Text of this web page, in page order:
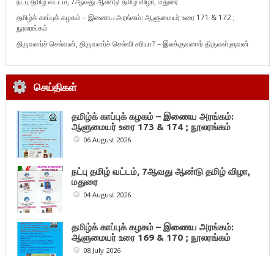
தமிழ்க் காப்புக் கழகம் – இணைய அரங்கம்: ஆளுமையர் உரை 171 & 172 ;
நூலரங்கம்
திருவளர்ச் செல்வன், திருவளர்ச் செல்வி சரியா? – இலக்குவனார் திருவள்ளுவன்
செய்திகள்
தமிழ்க் காப்புக் கழகம் – இணைய அரங்கம்:
ஆளுமையர் உரை 173 & 174 ; நூலரங்கம்
06 August 2026
நட்பு தமிழ் வட்டம், 7ஆவது ஆண்டு தமிழ் விழா,
மதுரை
04 August 2026
தமிழ்க் காப்புக் கழகம் – இணைய அரங்கம்:
ஆளுமையர் உரை 169 & 170 ; நூலரங்கம்
08 July 2026